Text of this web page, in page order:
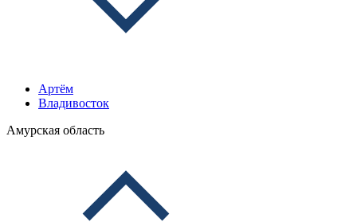
Артём
Владивосток
Амурская область